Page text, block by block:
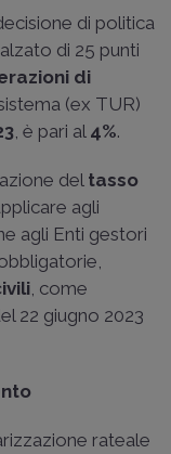
di politica
di 25 punti
di
(ex TUR)
, è pari al 4%.
del tasso
agli
agli Enti gestori
, come
22 giugno 2023
rateale